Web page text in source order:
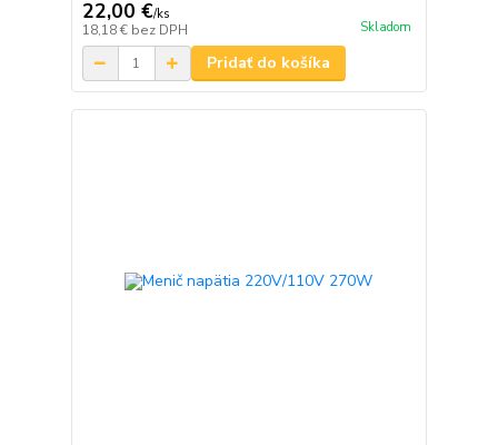
22,00 €/ks
18,18 € bez DPH Skladom
Pridať do košíka